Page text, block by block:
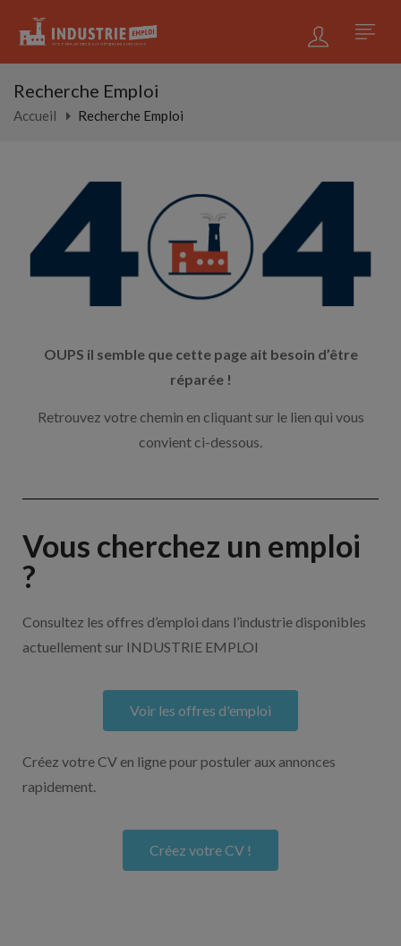
Recherche Emploi
Accueil Recherche Emploi
OUPS il semble que cette page ait besoin d’être
réparée !
Retrouvez votre chemin en cliquant sur le lien qui vous
convient ci-dessous.
Vous cherchez un emploi
?
Consultez les offres d’emploi dans l’industrie disponibles
actuellement sur INDUSTRIE EMPLOI
Voir les offres d'emploi
Créez votre CV en ligne pour postuler aux annonces
rapidement.
Créez votre CV !